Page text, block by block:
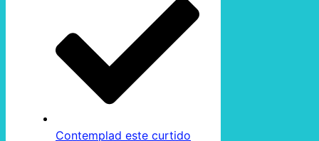
Contemplad este curtido